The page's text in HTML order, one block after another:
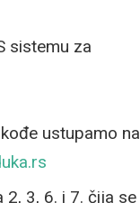
sistemu za
ustupamo na
3, 6. i 7. čija se